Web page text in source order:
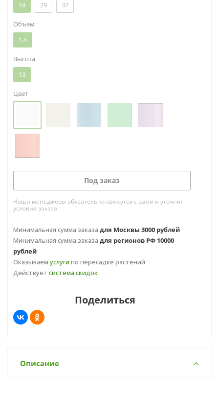
18
29 37
Объем
1,4
Высота
13
Цвет
Под заказ
Наши менеджеры обязательно свяжутся с вами и уточнят
условия заказа
Минимальная сумма заказа для Москвы 3000 рублей
Минимальная сумма заказа для регионов РФ 10000
рублей
Оказываем услуги по пересадке растений
Действует система скидок
Поделиться
Описание